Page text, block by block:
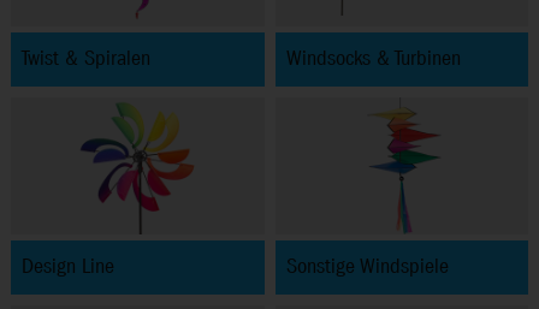
Twist & Spiralen Windsocks & Turbinen
Design Line Sonstige Windspiele